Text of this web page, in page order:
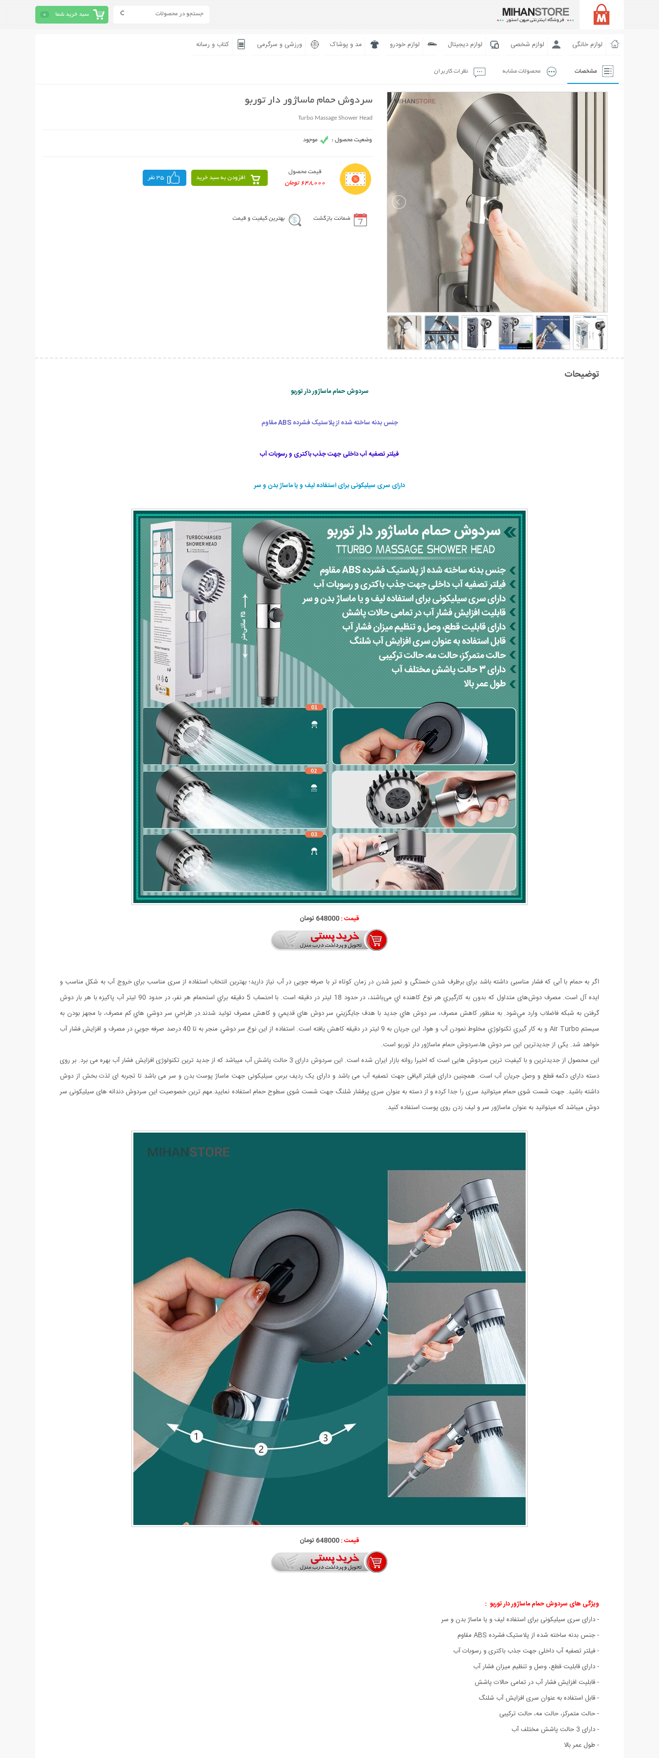
سبد خرید شما 0
لوازم خانگی لوازم شخصی لوازم دیجیتال لوازم خودرو مد و پوشاک ورزشی و سرگرمی کتاب و رسانه
مشخصات محصولات مشابه نظرات کاربران
سردوش حمام ماساژور دار توربو
Turbo Massage Shower Head
قیمت محصول
648,000 تومان
افزودن به سبد خرید 35 نفر
ضمانت بازگشت بهترین کیفیت و قیمت
توضیحات
سردوش حمام ماساژور دار توربو
جنس بدنه ساخته شده از پلاستیک فشرده ABS مقاوم
فیلتر تصفیه آب داخلی جهت جذب باکتری و رسوبات آب
دارای سری سیلیکونی برای استفاده لیف و یا ماساژ بدن و سر
قیمت :648000 تومان
اگر به حمام با آبی که فشار مناسبی داشته باشد برای برطرف شدن خستگی و تمیز شدن در زمان کوتاه تر با صرفه جویی در آب نیاز دارید؛ بهترین انتخاب استفاده از سری مناسب برای خروج آب به شکل مناسب و
ایده آل است. مصرف دوش‌های متداول که بدون به کارگيري هر نوع کاهنده اي می‌باشند، در حدود 18 ليتر در دقيقه است. با احتساب 5 دقيقه براي استحمام هر نفر، در حدود 90 ليتر آب پاکيزه با هر بار دوش
گرفتن به شبکه فاضلاب وارد مي‌شود. به منظور کاهش مصرف، سر دوش هاي جديد با هدف جايگزيني سر دوش هاي قديمي و کاهش مصرف توليد شدند.در طراحي سر دوشي هاي کم مصرف، با مجهز بودن به
سیستم Air Turbo و به کار گيري تکنولوژي مخلوط نمودن آب و هوا، این جريان به 9 ليتر در دقيقه کاهش يافته است. استفاده از اين نوع سر دوشي منجر به تا 40 درصد صرفه جويي در مصرف و افزایش فشار آب
خواهد شد. یکی از جدیدترین این سر دوش ها،سردوش حمام ماساژور دار توربو است.
این محصول از جدیدترین و با کیفیت ترین سردوش هایی است که اخیرا روانه بازار ایران شده است. این سردوش دارای 3 حالت پاشش آب میباشد که از جدید ترین تکنولوژی افزایش فشار آب بهره می برد. بر روی
دسته دارای دکمه قطع و وصل جریان آب است. همچنین دارای فیلتر الیافی جهت تصفیه آب می باشد و دارای یک ردیف برس سیلیکونی جهت ماساژ پوست بدن و سر می باشد تا تجربه ای لذت بخش از دوش
داشته باشید. جهت شست شوی حمام میتوانید سری را جدا کرده و از دسته به عنوان سری پرفشار شلنگ جهت شست شوی سطوح حمام استفاده نمایید.مهم ترین خصوصیت این سردوش دندانه های سیلیکونی سر
دوش میباشد که میتوانید به عنوان ماساژور سر و لیف زدن روی پوست استفاده کنید.
قیمت :648000 تومان
ویژگی های سردوش حمام ماساژور دار توربو :
- دارای سری سیلیکونی برای استفاده لیف و یا ماساژ بدن و سر
- جنس بدنه ساخته شده از پلاستیک فشرده ABS مقاوم
- فیلتر تصفیه آب داخلی جهت جذب باکتری و رسوبات آب
- دارای قابلیت قطع، وصل و تنظیم میزان فشار آب
- قابلیت افزایش فشار آب در تمامی حالات پاشش
- قابل استفاده به عنوان سری افزایش آب شلنگ
- حالت متمرکز، حالت مه، حالت ترکیبی
- دارای 3 حالت پاشش مختلف آب
- طول عمر بالا